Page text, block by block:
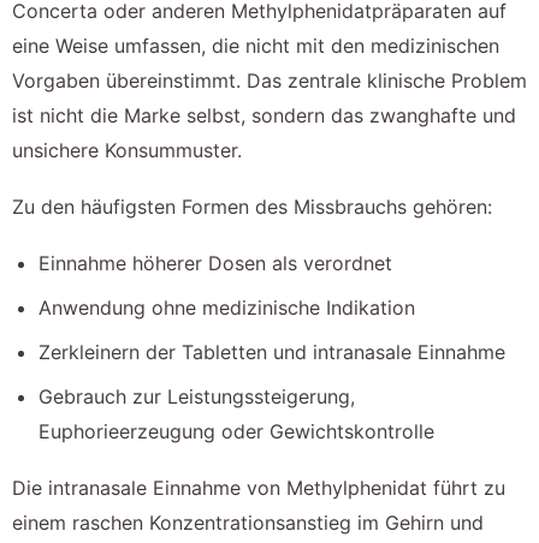
Concerta oder anderen Methylphenidatpräparaten auf
eine Weise umfassen, die nicht mit den medizinischen
Vorgaben übereinstimmt. Das zentrale klinische Problem
ist nicht die Marke selbst, sondern das zwanghafte und
unsichere Konsummuster.
Zu den häufigsten Formen des Missbrauchs gehören:
Einnahme höherer Dosen als verordnet
Anwendung ohne medizinische Indikation
Zerkleinern der Tabletten und intranasale Einnahme
Gebrauch zur Leistungssteigerung,
Euphorieerzeugung oder Gewichtskontrolle
Die intranasale Einnahme von Methylphenidat führt zu
einem raschen Konzentrationsanstieg im Gehirn und